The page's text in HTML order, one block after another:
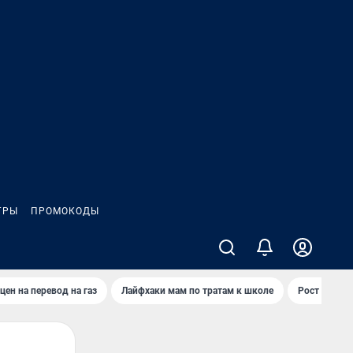
ПРОМОКОДЫ
на перевод на газ Лайфхаки мам по тратам к школе Рост цен на